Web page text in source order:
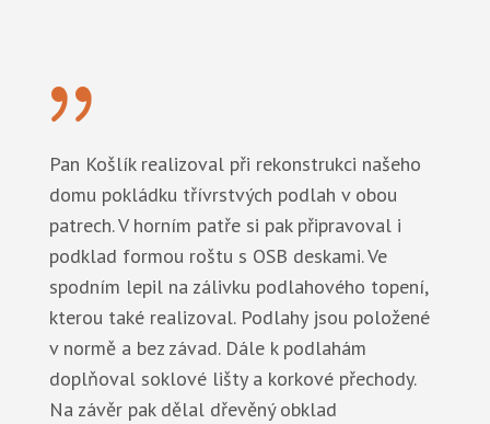
{
Pan Košlík realizoval při rekonstrukci našeho
domu pokládku třívrstvých podlah v obou
patrech. V horním patře si pak připravoval i
podklad formou roštu s OSB deskami. Ve
spodním lepil na zálivku podlahového topení,
kterou také realizoval. Podlahy jsou položené
v normě a bez závad. Dále k podlahám
doplňoval soklové lišty a korkové přechody.
Na závěr pak dělal dřevěný obklad